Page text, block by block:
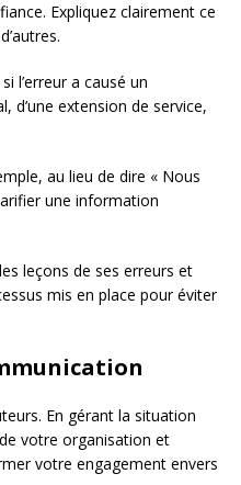
Expliquez clairement ce
l’erreur a causé un
d’une extension de service,
au lieu de dire « Nous
une information
leçons de ses erreurs et
mis en place pour éviter
En gérant la situation
votre organisation et
votre engagement envers